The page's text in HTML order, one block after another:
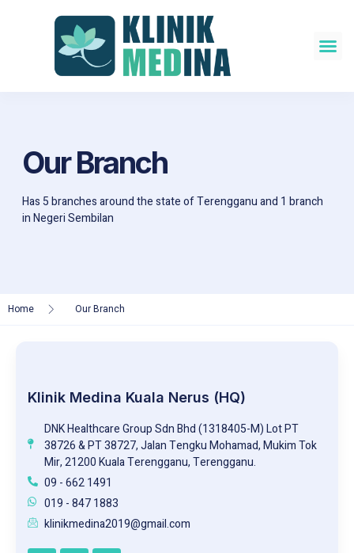
Our Branch
Has 5 branches around the state of Terengganu and 1 branch
in Negeri Sembilan
Home Our Branch
Klinik Medina Kuala Nerus (HQ)
DNK Healthcare Group Sdn Bhd (1318405-M) Lot PT
38726 & PT 38727, Jalan Tengku Mohamad, Mukim Tok
Mir, 21200 Kuala Terengganu, Terengganu.
09 - 662 1491
019 - 847 1883
klinikmedina2019@gmail.com